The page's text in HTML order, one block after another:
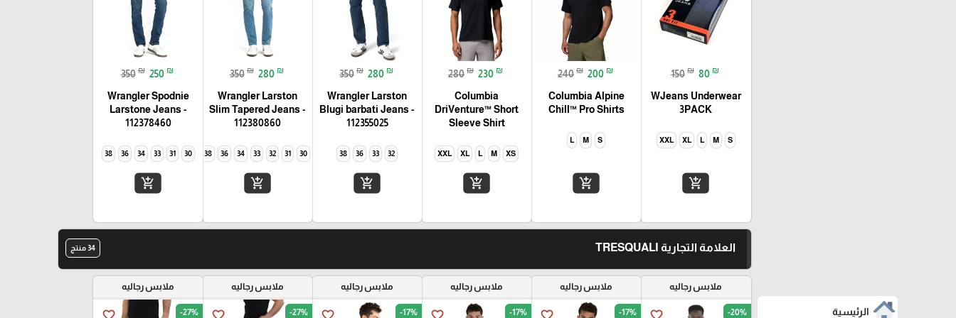
الرئيسية
150 ₪ 80 ₪
WJeans Underwear
3PACK
S
M
L
XL
XXL
add_shopping_cart
240 ₪ 200 ₪
Columbia Alpine
Chill™ Pro Shirts
S
M
L
add_shopping_cart
280 ₪ 230 ₪
Columbia
DriVenture™ Short
Sleeve Shirt
XS
M
L
XL
XXL
add_shopping_cart
350 ₪ 280 ₪
Wrangler Larston
Blugi barbati Jeans -
112355025
32
33
36
38
add_shopping_cart
350 ₪ 280 ₪
Wrangler Larston
Slim Tapered Jeans -
112380860
30
31
32
33
34
36
38
40
add_shopping_cart
350 ₪ 250 ₪
Wrangler Spodnie
Larstone Jeans -
112378460
30
31
33
34
36
38
add_shopping_cart
العلامة التجارية TRESQUALI 34 منتج
ملابس رجاليه
favorite_border -20%
ملابس رجاليه
favorite_border -17%
ملابس رجاليه
favorite_border -17%
ملابس رجاليه
favorite_border -17%
ملابس رجاليه
favorite_border -27%
ملابس رجاليه
favorite_border -27%